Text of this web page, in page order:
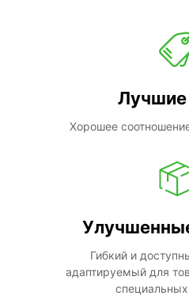
Хорошее
Гибкий и
адаптируемый для